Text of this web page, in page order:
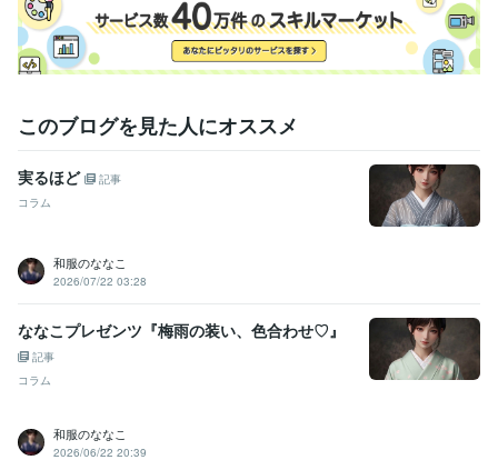
このブログを見た人にオススメ
実るほど
記事
コラム
和服のななこ
2026/07/22 03:28
ななこプレゼンツ『梅雨の装い、色合わせ♡』
記事
コラム
和服のななこ
2026/06/22 20:39